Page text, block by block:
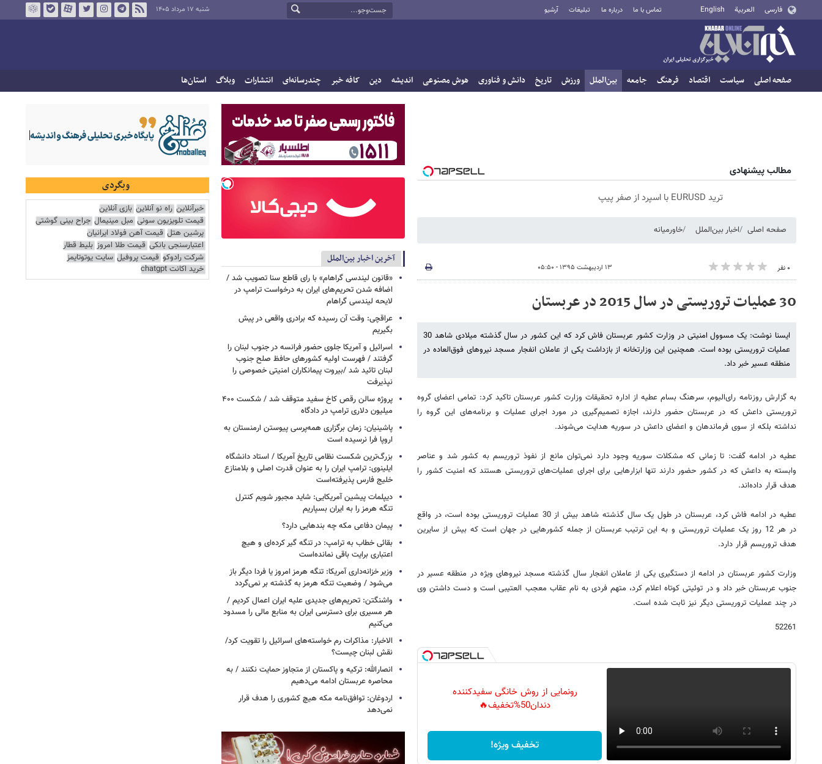
فارسی العربية English تماس با ما درباره ما تبلیغات آرشیو شنبه ۱۷ مرداد ۱۴۰۵
صفحه اصلی سیاست اقتصاد فرهنگ جامعه بین‌الملل ورزش تاریخ دانش و فناوری هوش مصنوعی اندیشه دین کافه خبر چندرسانه‌ای انتشارات وبلاگ استان‌ها
مطالب پیشنهادی
ترید EURUSD با اسپرد از صفر پیپ
صفحه اصلی اخبار بین‌الملل خاورمیانه
۰ نفر ۱۳ اردیبهشت ۱۳۹۵ - ۰۵:۵۰
30 عملیات تروریستی در سال 2015 در عربستان
ایسنا نوشت: یک مسوول امنیتی در وزارت کشور عربستان فاش کرد که این کشور در سال گذشته میلادی شاهد 30
عملیات تروریستی بوده است. همچنین این وزارتخانه از بازداشت یکی از عاملان انفجار مسجد نیروهای فوق‌العاده در
منطقه عسیر خبر داد.
به گزارش روزنامه رای‌الیوم، سرهنگ بسام عطیه از اداره تحقیقات وزارت کشور عربستان تاکید کرد: تمامی اعضای گروه
تروریستی داعش که در عربستان حضور دارند، اجازه تصمیم‌گیری در مورد اجرای عملیات و برنامه‌های این گروه را
نداشته بلکه از سوی فرماندهان و اعضای داعش در سوریه هدایت می‌شوند.
عطیه در ادامه گفت: تا زمانی که مشکلات سوریه وجود دارد نمی‌توان مانع از نفوذ تروریسم به کشور شد و عناصر
وابسته به داعش که در کشور حضور دارند تنها ابزارهایی برای اجرای عملیات‌های تروریستی هستند که امنیت کشور را
هدف قرار داده‌اند.
عطیه در ادامه فاش کرد، عربستان در طول یک سال گذشته شاهد بیش از 30 عملیات تروریستی بوده است، در واقع
در هر 12 روز یک عملیات تروریستی و به این ترتیب عربستان از جمله کشورهایی در جهان است که بیش از سایرین
هدف تروریسم قرار دارد.
وزارت کشور عربستان در ادامه از دستگیری یکی از عاملان انفجار سال گذشته مسجد نیروهای ویژه در منطقه عسیر در
جنوب عربستان خبر داد و در توئیتی کوتاه اعلام کرد، متهم فردی به نام عقاب معجب العتیبی است و دست داشتن وی
در چند عملیات تروریستی دیگر نیز ثابت شده است.
52261
رونمایی از روش خانگی سفیدکننده
دندان50%تخفیف🔥
تخفیف ویژه!
آخرین اخبار بین‌الملل
«قانون لیندسی گراهام» با رای قاطع سنا تصویب شد /
اضافه شدن تحریم‌های ایران به درخواست ترامپ در
لایحه لیندسی گراهام
عراقچی: وقت آن رسیده که برادری واقعی در پیش
بگیریم
اسرائیل و آمریکا جلوی حضور فرانسه در جنوب لبنان را
گرفتند / فهرست اولیه کشورهای حافظ صلح جنوب
لبنان تائید شد /بیروت پیمانکاران امنیتی خصوصی را
نپذیرفت
پروژه سالن رقص کاخ سفید متوقف شد / شکست ۴۰۰
میلیون دلاری ترامپ در دادگاه
پاشینیان: زمان برگزاری همه‌پرسی پیوستن ارمنستان به
اروپا فرا نرسیده است
بزرگ‌ترین شکست نظامی تاریخ آمریکا / استاد دانشگاه
ایلینوی: ترامپ ایران را به عنوان قدرت اصلی و بلامنازع
خلیج فارس پذیرفته‌است
دیپلمات پیشین آمریکایی: شاید مجبور شویم کنترل
تنگه هرمز را به ایران بسپاریم
پیمان دفاعی مکه چه بندهایی دارد؟
بقائی خطاب به ترامپ: در تنگه گیر کرده‌ای و هیچ
اعتباری برایت باقی نمانده‌است
وزیر خزانه‌داری آمریکا: تنگه هرمز امروز یا فردا دیگر باز
می‌شود / وضعیت تنگه هرمز به گذشته بر نمی‌گردد
واشنگتن: تحریم‌های جدیدی علیه ایران اعمال کردیم /
هر مسیری برای دسترسی ایران به منابع مالی را مسدود
می‌کنیم
الاخبار: مذاکرات رم خواسته‌های اسرائیل را تقویت کرد/
نقش لبنان چیست؟
انصارالله: ترکیه و پاکستان از متجاوز حمایت نکنند / به
محاصره عربستان ادامه می‌دهیم
اردوغان: توافق‌نامه مکه هیچ کشوری را هدف قرار
نمی‌دهد
وبگردی
خبرآنلاین راه نو آنلاین بازی آنلاین
قیمت تلویزیون سونی مبل مینیمال جراح بینی گوشتی
پرشین هتل قیمت آهن فولاد ایرانیان
اعتبارسنجی بانکی قیمت طلا امروز بلیط قطار
شرکت رادوکو قیمت پروفیل سایت یوتوتایمز
خرید اکانت chatgpt